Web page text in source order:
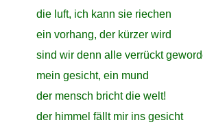
die luft, ich kann sie riechen
ein vorhang, der kürzer wird
sind wir denn alle verrückt
mein gesicht, ein mund
der mensch bricht die welt!
der himmel fällt mir ins gesicht